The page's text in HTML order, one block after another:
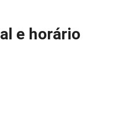
e horário